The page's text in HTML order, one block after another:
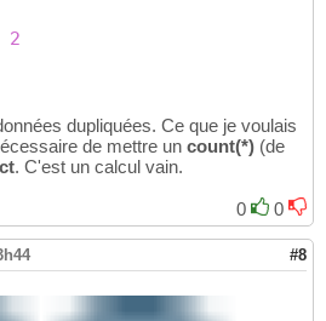
2
dupliquées. Ce que je voulais
de mettre un count(*) (de
. C'est un calcul vain.
0
0
#8